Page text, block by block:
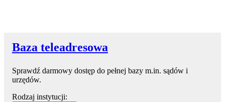
Baza teleadresowa
Sprawdź darmowy dostęp do pełnej bazy m.in. sądów i
urzędów.
Rodzaj instytucji: